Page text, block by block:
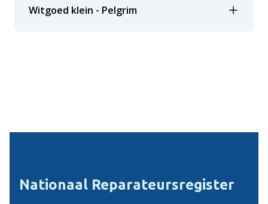
Witgoed klein - Pelgrim
Nationaal Reparateursregister